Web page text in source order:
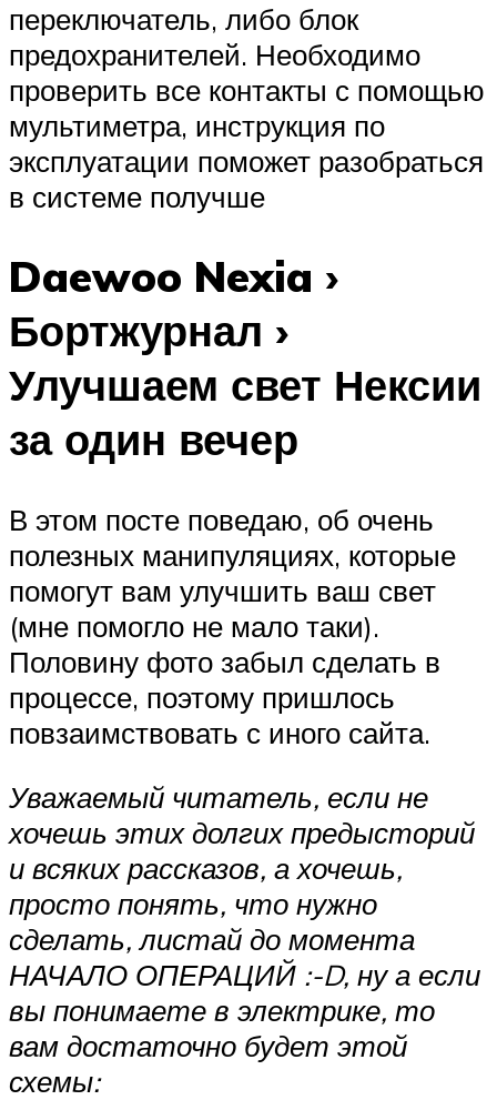
переключатель, либо блок
предохранителей. Необходимо
проверить все контакты с помощью
мультиметра, инструкция по
эксплуатации поможет разобраться
в системе получше
Daewoo Nexia ›
Бортжурнал ›
Улучшаем свет Нексии
за один вечер
В этом посте поведаю, об очень
полезных манипуляциях, которые
помогут вам улучшить ваш свет
(мне помогло не мало таки).
Половину фото забыл сделать в
процессе, поэтому пришлось
повзаимствовать с иного сайта.
Уважаемый читатель, если не
хочешь этих долгих предысторий
и всяких рассказов, а хочешь,
просто понять, что нужно
сделать, листай до момента
НАЧАЛО ОПЕРАЦИЙ :-D, ну а если
вы понимаете в электрике, то
вам достаточно будет этой
схемы: